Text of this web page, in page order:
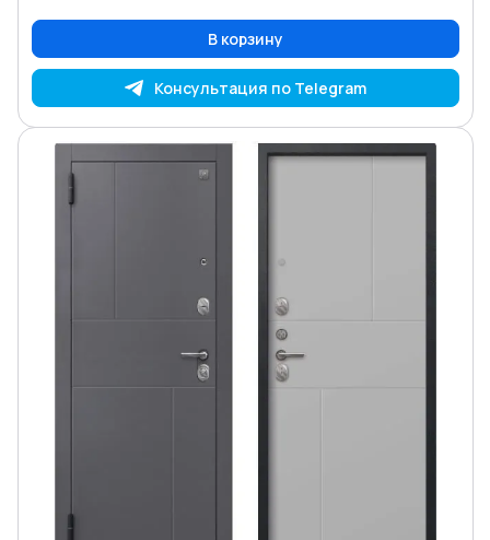
В корзину
Консультация по Telegram